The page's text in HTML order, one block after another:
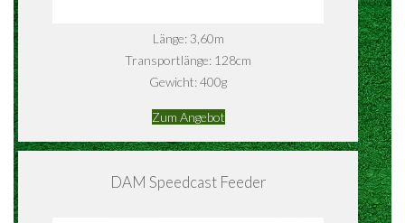
Länge: 3,60m
Transportlänge: 128cm
Gewicht: 400g
Zum Angebot
DAM Speedcast Feeder